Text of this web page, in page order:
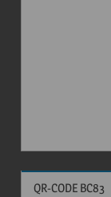
QR-CODE BC83